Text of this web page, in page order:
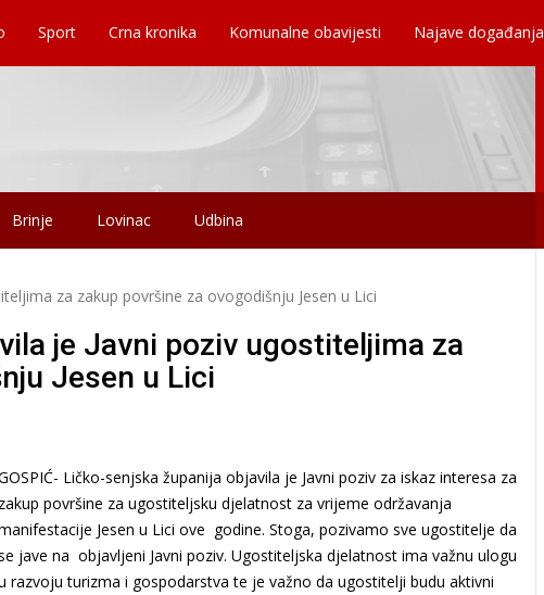
Sport Crna kronika Komunalne obavijesti Najave događanja
Brinje Lovinac Udbina
za zakup površine za ovogodišnju Jesen u Lici
je Javni poziv ugostiteljima za
Jesen u Lici
Ličko-senjska županija objavila je Javni poziv za iskaz interesa za
zakup površine za ugostiteljsku djelatnost za vrijeme održavanja
Jesen u Lici ove godine. Stoga, pozivamo sve ugostitelje da
jave na objavljeni Javni poziv. Ugostiteljska djelatnost ima važnu ulogu
razvoju turizma i gospodarstva te je važno da ugostitelji budu aktivni